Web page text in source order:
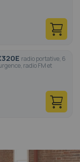
radio portative, 6
radio FM et